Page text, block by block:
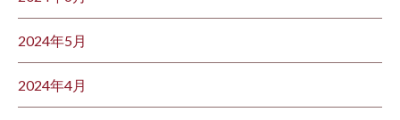
2024年5月
2024年4月